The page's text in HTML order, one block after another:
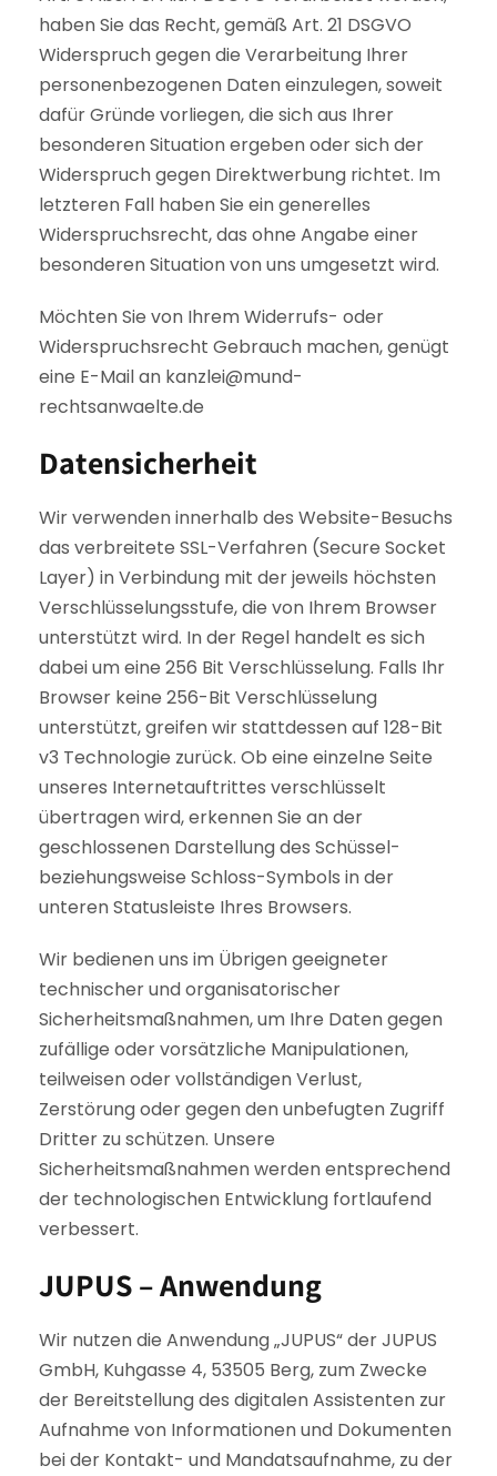
haben Sie das Recht, gemäß Art. 21 DSGVO
Widerspruch gegen die Verarbeitung Ihrer
personenbezogenen Daten einzulegen, soweit
dafür Gründe vorliegen, die sich aus Ihrer
besonderen Situation ergeben oder sich der
Widerspruch gegen Direktwerbung richtet. Im
letzteren Fall haben Sie ein generelles
Widerspruchsrecht, das ohne Angabe einer
besonderen Situation von uns umgesetzt wird.
Möchten Sie von Ihrem Widerrufs- oder
Widerspruchsrecht Gebrauch machen, genügt
eine E-Mail an kanzlei@mund-
rechtsanwaelte.de
Datensicherheit
Wir verwenden innerhalb des Website-Besuchs
das verbreitete SSL-Verfahren (Secure Socket
Layer) in Verbindung mit der jeweils höchsten
Verschlüsselungsstufe, die von Ihrem Browser
unterstützt wird. In der Regel handelt es sich
dabei um eine 256 Bit Verschlüsselung. Falls Ihr
Browser keine 256-Bit Verschlüsselung
unterstützt, greifen wir stattdessen auf 128-Bit
v3 Technologie zurück. Ob eine einzelne Seite
unseres Internetauftrittes verschlüsselt
übertragen wird, erkennen Sie an der
geschlossenen Darstellung des Schüssel-
beziehungsweise Schloss-Symbols in der
unteren Statusleiste Ihres Browsers.
Wir bedienen uns im Übrigen geeigneter
technischer und organisatorischer
Sicherheitsmaßnahmen, um Ihre Daten gegen
zufällige oder vorsätzliche Manipulationen,
teilweisen oder vollständigen Verlust,
Zerstörung oder gegen den unbefugten Zugriff
Dritter zu schützen. Unsere
Sicherheitsmaßnahmen werden entsprechend
der technologischen Entwicklung fortlaufend
verbessert.
JUPUS – Anwendung
Wir nutzen die Anwendung „JUPUS“ der JUPUS
GmbH, Kuhgasse 4, 53505 Berg, zum Zwecke
der Bereitstellung des digitalen Assistenten zur
Aufnahme von Informationen und Dokumenten
bei der Kontakt- und Mandatsaufnahme, zu der